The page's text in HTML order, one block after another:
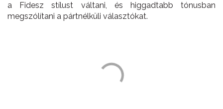
a Fidesz stílust váltani, és higgadtabb tónusban
megszólítani a pártnélküli választókat.